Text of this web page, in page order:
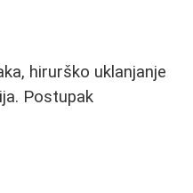
hirurško uklanjanje
Postupak